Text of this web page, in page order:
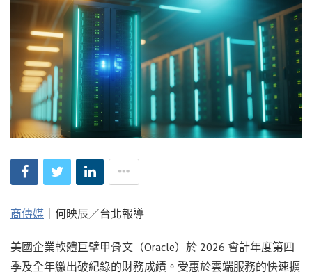
商傳媒 ｜何映辰／台北報導
美國企業軟體巨擘甲骨文（Oracle）於 2026 會計年度第四
季及全年繳出破紀錄的財務成績。受惠於雲端服務的快速擴